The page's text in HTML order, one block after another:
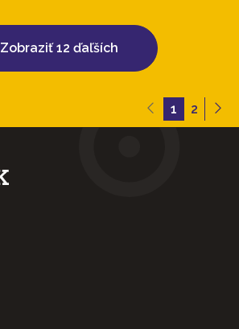
Zobraziť 12 ďaľších
1 2